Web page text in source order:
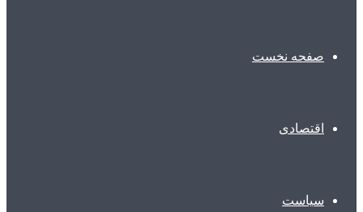
صفحه نخست
اقتصادی
سیاست